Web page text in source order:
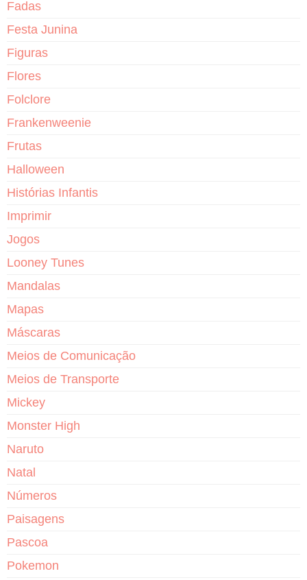
Fadas
Festa Junina
Figuras
Flores
Folclore
Frankenweenie
Frutas
Halloween
Histórias Infantis
Imprimir
Jogos
Looney Tunes
Mandalas
Mapas
Máscaras
Meios de Comunicação
Meios de Transporte
Mickey
Monster High
Naruto
Natal
Números
Paisagens
Pascoa
Pokemon